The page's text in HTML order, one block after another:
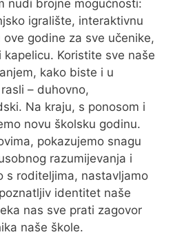
nudi brojne mogućnosti:
igralište, interaktivnu
godine za sve učenike,
kapelicu. Koristite sve naše
kako biste i u
– duhovno,
Na kraju, s ponosom i
novu školsku godinu.
pokazujemo snagu
razumijevanja i
s roditeljima, nastavljamo
identitet naše
nas sve prati zagovor
naše škole.